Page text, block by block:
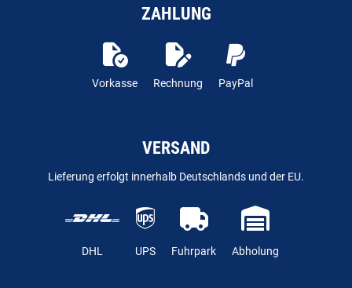
ZAHLUNG
Vorkasse Rechnung PayPal
VERSAND
Lieferung erfolgt innerhalb Deutschlands und der EU.
DHL UPS Fuhrpark Abholung